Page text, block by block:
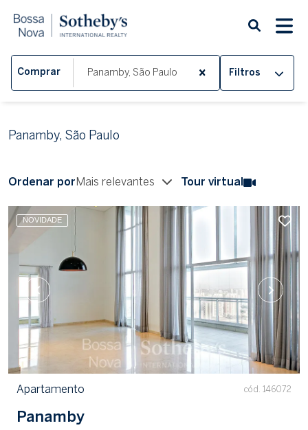
Comprar Filtros
Panamby, São Paulo
Ordenar por Mais relevantes Tour virtual
NOVIDADE
Apartamento cód. 146072
Panamby